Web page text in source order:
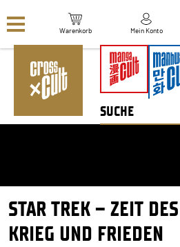
Warenkorb Mein Konto
STAR TREK – ZEIT
KRIEG UND FRIEDEN